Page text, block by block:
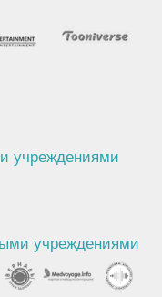
учреждениями
учреждениями